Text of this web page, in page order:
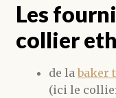
Les
collier
de labaker
(ici le